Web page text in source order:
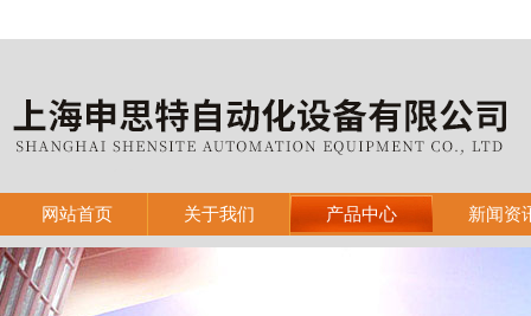
网站首页 关于我们 产品中心 新闻资